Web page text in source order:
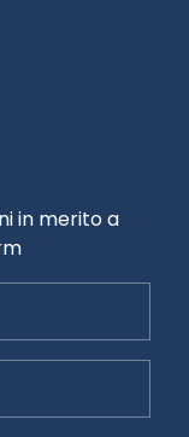
in merito a